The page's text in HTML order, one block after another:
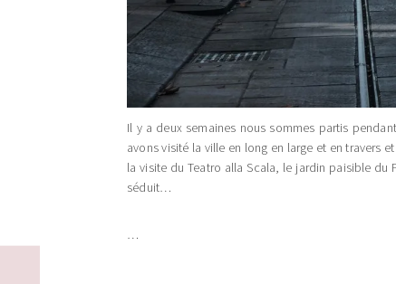
Il y a deux semaines nous sommes partis
avons visité la ville en long en large et en travers
la visite du Teatro alla Scala, le jardin paisible
séduit…
…